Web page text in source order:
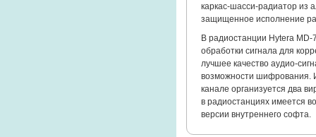
каркас-шасси-радиатор из
защищенное исполнение
В радиостанции Hytera
обработки сигнала для
лучшее качество аудио-
возможности шифрования.
канале организуется два
в радиостанциях имеется
версии внутреннего софта.